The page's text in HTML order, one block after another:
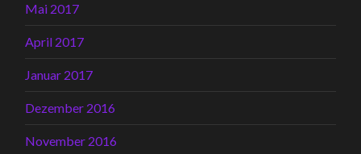
Mai 2017
April 2017
Januar 2017
Dezember 2016
November 2016